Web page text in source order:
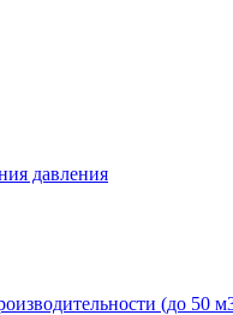
давления
(до 50